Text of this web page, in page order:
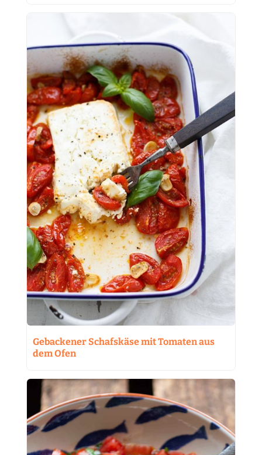
Gebackener Schafskäse mit Tomaten aus
dem Ofen